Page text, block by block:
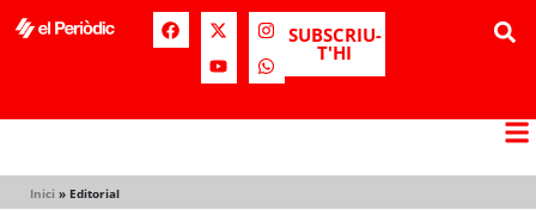
SUBSCRIU-
T'HI
Inici » Editorial